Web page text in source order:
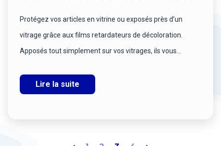
Protégez vos articles en vitrine ou exposés près d’un
vitrage grâce aux films retardateurs de décoloration.
Apposés tout simplement sur vos vitrages, ils vous...
Lire la suite